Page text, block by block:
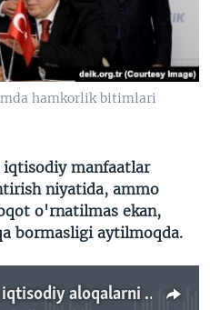
hamkorlik bitimlari
manfaatlar
niyatida, ammo
o'rnatilmas ekan,
bormasligi aytilmoqda.
O'zbekiston va Turkiya iqtisodiy aloqalarni tiklamoqda